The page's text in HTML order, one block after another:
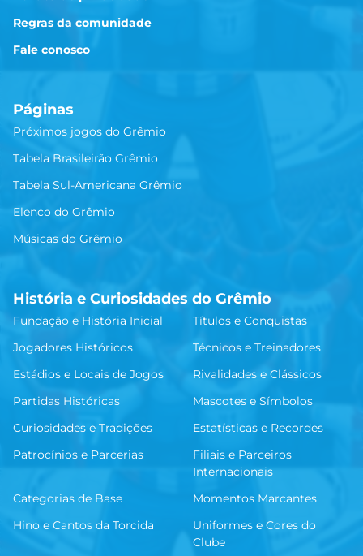
Regras da comunidade
Fale conosco
Páginas
Próximos jogos do Grêmio
Tabela Brasileirão Grêmio
Tabela Sul-Americana Grêmio
Elenco do Grêmio
Músicas do Grêmio
História e Curiosidades do Grêmio
Fundação e História Inicial
Títulos e Conquistas
Jogadores Históricos
Técnicos e Treinadores
Estádios e Locais de Jogos
Rivalidades e Clássicos
Partidas Históricas
Mascotes e Símbolos
Curiosidades e Tradições
Estatísticas e Recordes
Patrocínios e Parcerias
Filiais e Parceiros
Internacionais
Categorias de Base
Momentos Marcantes
Hino e Cantos da Torcida
Uniformes e Cores do
Clube